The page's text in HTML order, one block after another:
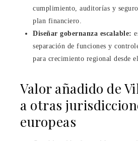
cumplimiento, auditorías y
plan financiero.
Diseñar gobernanza escalable:
separación de funciones y
para crecimiento regional desde
Valor añadido de
a otras
europeas